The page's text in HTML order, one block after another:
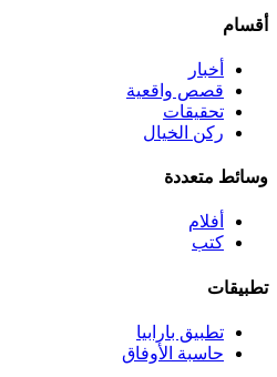
أقسام
أخبار
قصص واقعية
تحقيقات
ركن الخيال
وسائط متعددة
أفلام
كتب
تطبيقات
تطبيق بارابيا
حاسبة الأوفاق